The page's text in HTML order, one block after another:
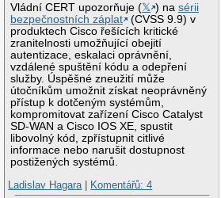
Vládní CERT upozorňuje (𝕏 ) nasérii
bezpečnostních záplat
(CVSS 9.9) v
produktech Cisco řešících kritické
zranitelnosti umožňující obejití
autentizace, eskalaci oprávnění,
vzdálené spuštění kódu a odepření
služby. Úspěšné zneužití může
útočníkům umožnit získat neoprávněný
přístup k dotčeným systémům,
kompromitovat zařízení Cisco Catalyst
SD-WAN a Cisco IOS XE, spustit
libovolný kód, zpřístupnit citlivé
informace nebo narušit dostupnost
postižených systémů.
Ladislav Hagara| Komentářů: 4